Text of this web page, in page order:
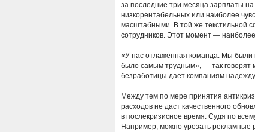
за последние три месяца зарплаты
низкорентабельных или наиболее
масштабными. В той же текстильной
сотрудников. Этот момент —
«У нас отлаженная команда. Мы были
было самым трудным», — так говорят
безработицы дает компаниям
Между тем по мере принятия
расходов не даст качественного
в послекризисное время. Судя по
Например, можно урезать рекламные